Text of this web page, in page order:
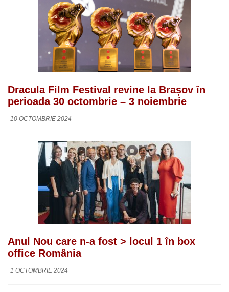
Dracula Film Festival revine la Brașov în
perioada 30 octombrie – 3 noiembrie
10 OCTOMBRIE 2024
Anul Nou care n-a fost > locul 1 în box
office România
1 OCTOMBRIE 2024